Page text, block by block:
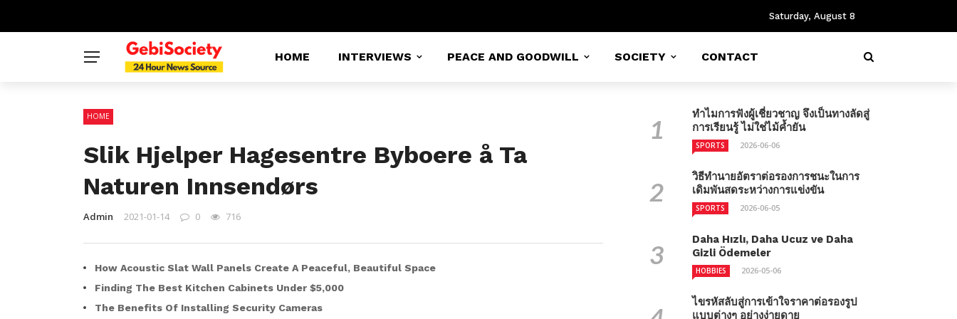
Saturday, August 8
HOME INTERVIEWS PEACE AND GOODWILL SOCIETY CONTACT
HOME
Slik Hjelper Hagesentre Byboere å Ta
Naturen Innsendørs
Admin 2021-01-14 0 716
How Acoustic Slat Wall Panels Create A Peaceful, Beautiful Space
Finding The Best Kitchen Cabinets Under $5,000
The Benefits Of Installing Security Cameras
ทำไมการฟังผู้เชี่ยวชาญ จึงเป็นทางลัดสู่
การเรียนรู้ ไม่ใช่ไม้ค้ำยัน
SPORTS 2026-06-06
วิธีทำนายอัตราต่อรองการชนะในการ
เดิมพันสดระหว่างการแข่งขัน
SPORTS 2026-06-05
Daha Hızlı, Daha Ucuz ve Daha
Gizli Ödemeler
HOBBIES 2026-05-06
ไขรหัสลับสู่การเข้าใจราคาต่อรองรูป
แบบต่างๆ อย่างง่ายดาย